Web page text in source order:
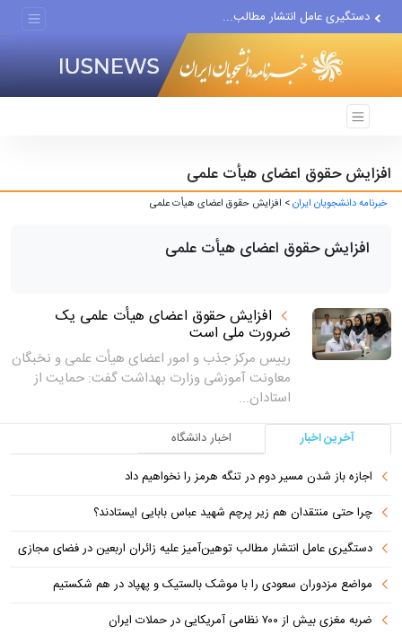
دستگیری عامل انتشار مطالب...
ضربه مغزی بیش از ۷۰۰ نظامی...
افزایش حقوق اعضای هیأت علمی
خبرنامه دانشجویان ایران> افزایش حقوق اعضای هیأت علمی
افزایش حقوق اعضای هیأت علمی
افزایش حقوق اعضای هیأت علمی یک
ضرورت ملی است
رییس مرکز جذب و امور اعضای هیأت علمی و نخبگان
معاونت آموزشی وزارت بهداشت گفت: حمایت از
استادان...
آخرین اخبار
اخبار دانشگاه
اجازه باز شدن مسیر دوم در تنگه هرمز را نخواهیم داد
چرا حتی منتقدان هم زیر پرچم شهید عباس بابایی ایستادند؟
دستگیری عامل انتشار مطالب توهین‌آمیز علیه زائران اربعین در فضای مجازی
مواضع مزدوران سعودی را با موشک بالستیک و پهپاد در هم شکستیم
ضربه مغزی بیش از ۷۰۰ نظامی آمریکایی در حملات ایران